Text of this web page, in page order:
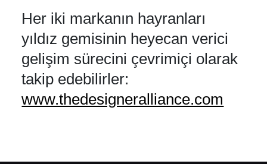
Her iki markanın hayranları
yıldız gemisinin heyecan verici
gelişim sürecini çevrimiçi olarak
takip edebilirler:
www.thedesigneralliance.com